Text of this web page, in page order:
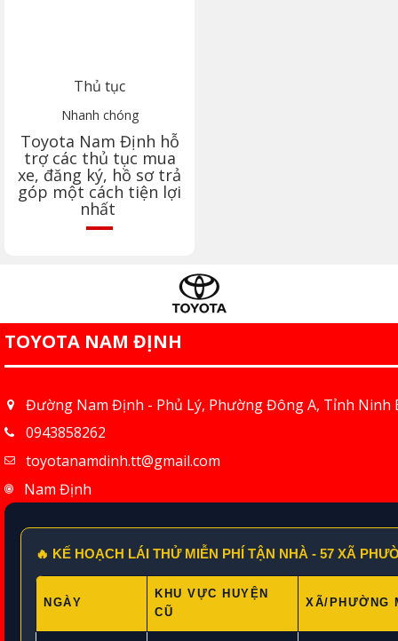
Thủ tục
Nhanh chóng
Toyota Nam Định hỗ
trợ các thủ tục mua
xe, đăng ký, hồ sơ trả
góp một cách tiện lợi
nhất
TOYOTA NAM ĐỊNH
Đường Nam Định - Phủ Lý, Phường Đông A, Tỉnh Ninh
0943858262
toyotanamdinh.tt@gmail.com
Nam Định
🔥 KẾ HOẠCH LÁI THỬ MIỄN PHÍ TẬN NHÀ - 57 XÃ
NGÀY
KHU VỰC HUYỆN
CŨ
XÃ/PHƯỜNG